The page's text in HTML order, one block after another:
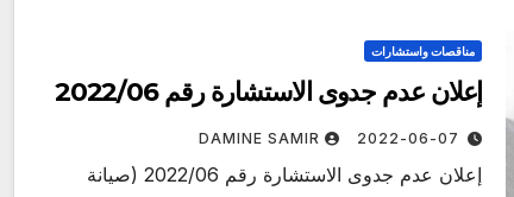
مناقصات واستشارات
إعلان عدم جدوى الاستشارة رقم 2022/06
2022-06-07
DAMINE SAMIR
إعلان عدم جدوى الاستشارة رقم 2022/06 (صيانة